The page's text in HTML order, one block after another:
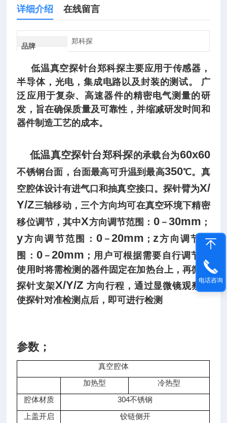
详细介绍 在线留言
品牌
郑科探
低温真空探针台郑科探主要应用于传感器，
半导体，光电，集成电路以及封装的测试。
广
泛应用于复杂、高速器件的精密电气测量的研
发，旨在确保质量及可靠性，并缩减研发时间和
器件制造工艺的成本。
低温真空探针台郑科探的承载台为60x60
不锈钢台面，台面最高可升温到最高350℃。真
空腔体设计有进气口和抽真空接口。探针臂为X/
Y/Z三轴移动，三个方向均可在真空环境下精密
移位调节，其中X方向调节范围： 0－ 30mm ；
y方向调节范围： 0－ 20mm ； z方向调节范
围： 0－ 20mm ；用户可根据需要自行调节。
使用时将需检测的器件固定在加热台上，再微调
探针支架X/Y/Z 方向行程，通过显微镜观察，
使探针对准检测点后，即可进行检测
参数；
真空腔体
加热型
冷热型
腔体材质
304不锈钢
上盖开启
铰链侧开
电话咨询